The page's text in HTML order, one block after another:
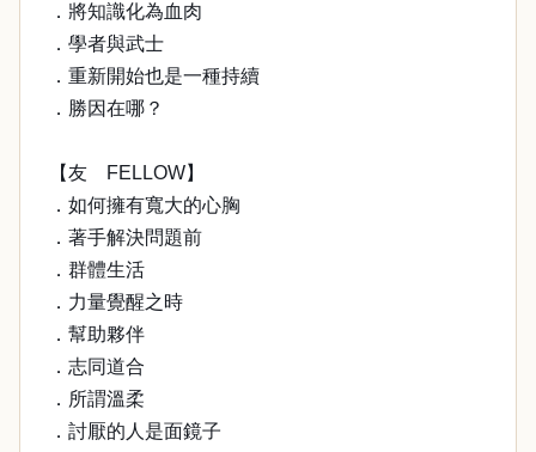
．將知識化為血肉
．學者與武士
．重新開始也是一種持續
．勝因在哪？
【友 FELLOW】
．如何擁有寬大的心胸
．著手解決問題前
．群體生活
．力量覺醒之時
．幫助夥伴
．志同道合
．所謂溫柔
．討厭的人是面鏡子